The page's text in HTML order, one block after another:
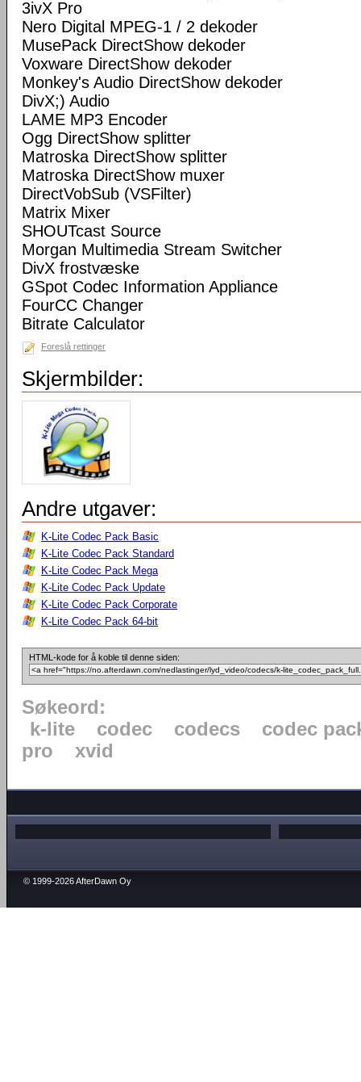
3ivX Pro
Nero Digital MPEG-1 / 2 dekoder
MusePack DirectShow dekoder
Voxware DirectShow dekoder
Monkey's Audio DirectShow dekoder
DivX;) Audio
LAME MP3 Encoder
Ogg DirectShow splitter
Matroska DirectShow splitter
Matroska DirectShow muxer
DirectVobSub (VSFilter)
Matrix Mixer
SHOUTcast Source
Morgan Multimedia Stream Switcher
DivX frostvæske
GSpot Codec Information Appliance
FourCC Changer
Bitrate Calculator
Foreslå rettinger
Skjermbilder:
Andre utgaver:
K-Lite Codec Pack Basic
K-Lite Codec Pack Standard
K-Lite Codec Pack Mega
K-Lite Codec Pack Update
K-Lite Codec Pack Corporate
K-Lite Codec Pack 64-bit
HTML-kode for å koble til denne siden:
Søkeord:
k-lite
codec codecs
codec
pro
xvid
© 1999-2026 AfterDawn Oy